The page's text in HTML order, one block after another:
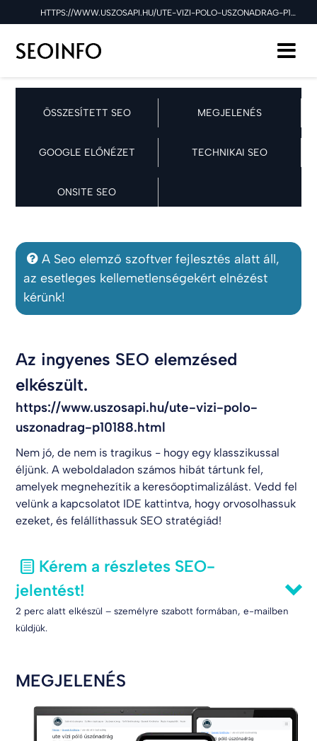
HTTPS://WWW.USZOSAPI.HU/UTE-VIZI-POLO-USZONADRAG-P10188.HTML SEO ELLENŐRZÉSE A 2025.03.26 NAPON
ÖSSZESÍTETT SEO MEGJELENÉS
GOOGLE ELŐNÉZET TECHNIKAI SEO
ONSITE SEO
A Seo elemző szoftver fejlesztés alatt áll,
az esetleges kellemetlenségekért elnézést
kérünk!
Az ingyenes SEO elemzésed
elkészült.
https://www.uszosapi.hu/ute-vizi-polo-
uszonadrag-p10188.html
Nem jó, de nem is tragikus - hogy egy klasszikussal
éljünk. A weboldaladon számos hibát tártunk fel,
amelyek megnehezítik a keresőoptimalizálást. Vedd fel
velünk a kapcsolatot IDE kattintva, hogy orvosolhassuk
ezeket, és felállíthassuk SEO stratégiád!
Kérem a részletes SEO-
jelentést!
2 perc alatt elkészül – személyre szabott formában, e-mailben
küldjük.
MEGJELENÉS